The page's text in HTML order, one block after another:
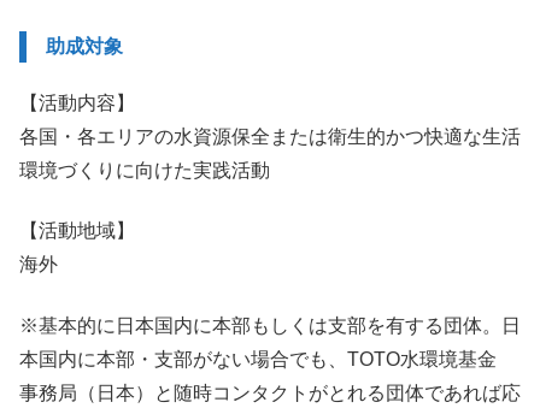
助成対象
【活動内容】
各国・各エリアの水資源保全または衛生的かつ快適な生活
環境づくりに向けた実践活動
【活動地域】
海外
※基本的に日本国内に本部もしくは支部を有する団体。日
本国内に本部・支部がない場合でも、TOTO水環境基金
事務局（日本）と随時コンタクトがとれる団体であれば応